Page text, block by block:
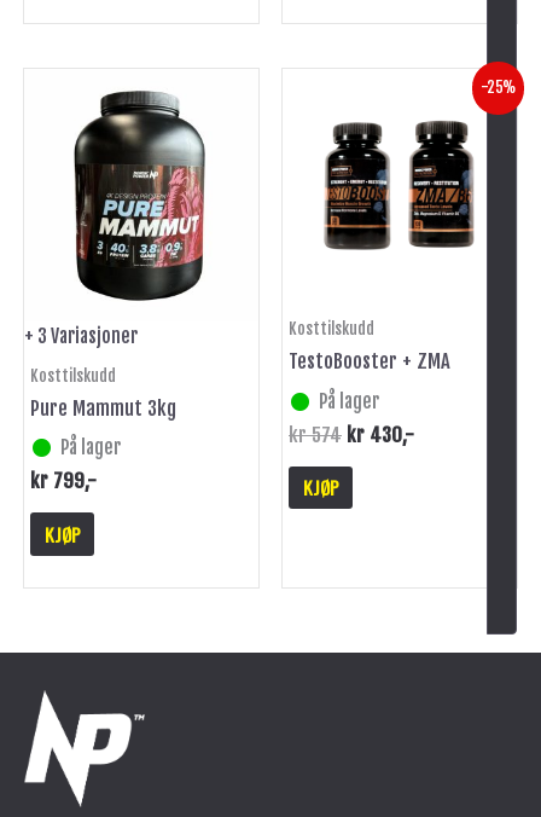
+ 3 Variasjoner
Kosttilskudd
Pure Mammut 3kg
På lager
kr 799,-
KJØP
produktet
har
flere
varianter.
Alternativene
kan
velges
produktsiden
-25%
Kosttilskudd
TestoBooster + ZMA
På lager
kr574
var:
kr 574.
kr 430
Nåværende
er:
kr 430.
,-
KJØP